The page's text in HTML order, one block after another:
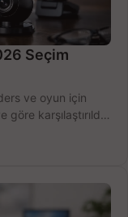
Seçim
ve oyun için
karşılaştırıldı.